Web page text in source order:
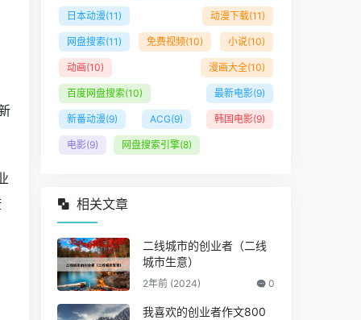
日本动漫(11) 动漫下载(11)
网盘搜索(11) 免费视频(10) 小说(10)
动画(10) 漫画大全(10)
百度网盘搜索(10) 最新电影(9)
新番动漫(9) ACG(9) 韩国电影(9)
电影(9) 网盘搜索引擎(8)
相关文章
二线城市的创业者（二线
城市生意）
2年前 (2024) 0
我喜欢的创业者作文800